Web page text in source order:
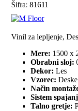
Šifra: 81611
Vinil za lepljenje,
Mere: 1500 x
Obrabni sloj:
Dekor: Les
Vzorec: Deske
Način
Sistem
Talno gretje: